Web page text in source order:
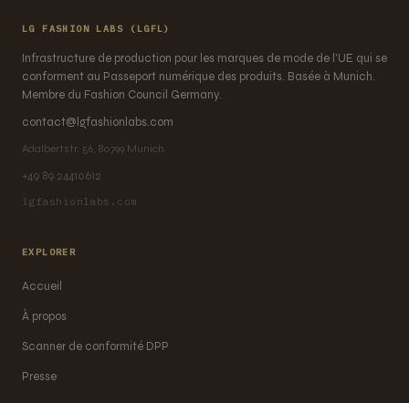
LG FASHION LABS (LGFL)
Infrastructure de production pour les marques de mode de l'UE qui se
conforment au Passeport numérique des produits. Basée à Munich.
Membre du Fashion Council Germany.
contact@lgfashionlabs.com
Adalbertstr. 56, 80799 Munich
+49 89 24410612
lgfashionlabs.com
EXPLORER
Accueil
À propos
Scanner de conformité DPP
Presse